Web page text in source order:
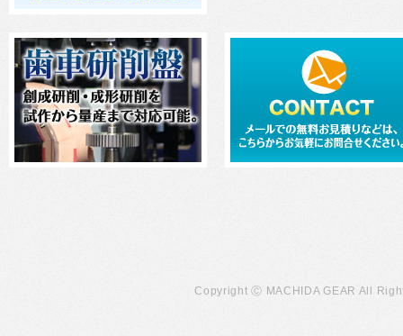
Copyright Ⓒ MACHIDA GEAR All